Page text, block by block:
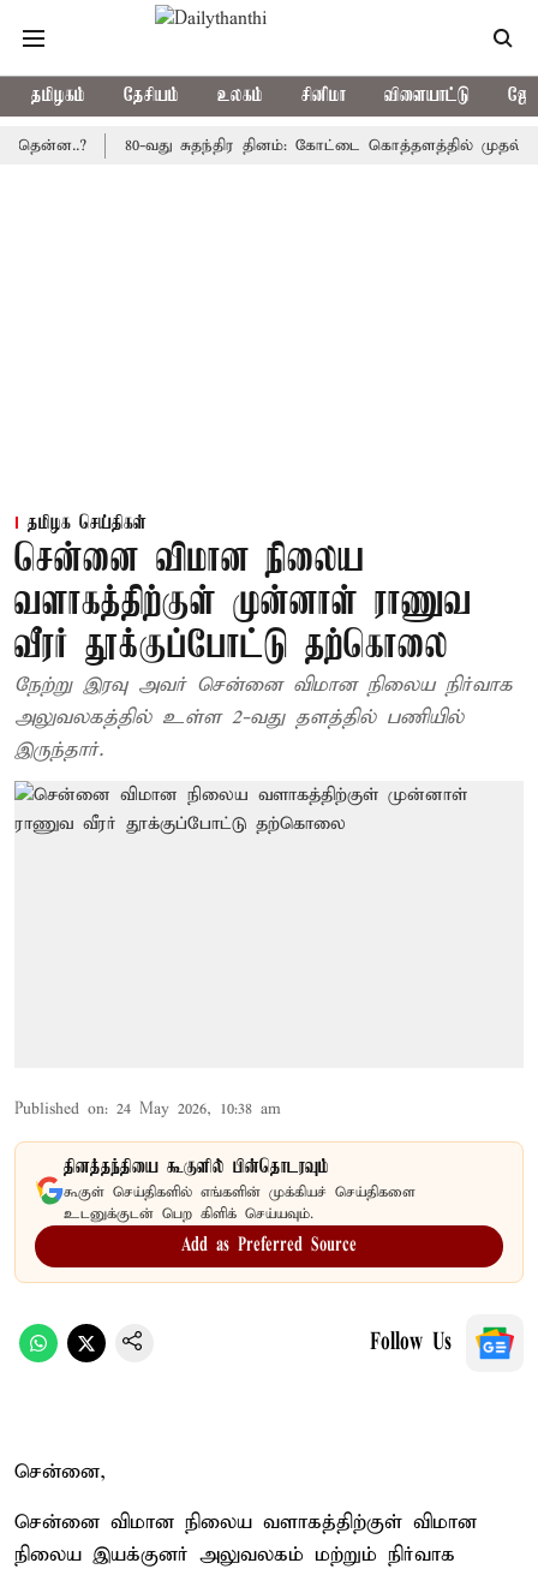
தமிழகம் தேசியம் உலகம் சினிமா விளையாட்டு
80-வது சுதந்திர தினம்: கோட்டை கொத்தளத்தில் முதல்
தமிழக செய்திகள்
சென்னை விமான நிலைய
வளாகத்திற்குள் முன்னாள் ராணுவ
வீரர் தூக்குப்போட்டு தற்கொலை
நேற்று இரவு அவர் சென்னை விமான நிலைய நிர்வாக
அலுவலகத்தில் உள்ள 2-வது தளத்தில் பணியில்
இருந்தார்.
Published on: 24 May 2026, 10:38 am
தினத்தந்தியை கூகுளில் பின்தொடரவும்
கூகுள் செய்திகளில் எங்களின் முக்கியச் செய்திகளை
உடனுக்குடன் பெற கிளிக் செய்யவும்.
Add as Preferred Source
Follow Us
சென்னை,
சென்னை விமான நிலைய வளாகத்திற்குள் விமான
நிலைய இயக்குனர் அலுவலகம் மற்றும் நிர்வாக